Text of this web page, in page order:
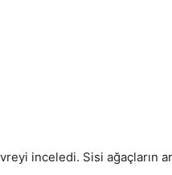
inceledi. Sisi